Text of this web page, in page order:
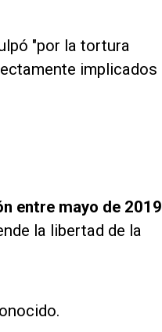
"por la tortura
implicados
entre mayo de 2019
la libertad de la